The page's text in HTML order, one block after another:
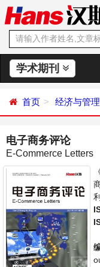
学术期刊
首页 经济与管理
电子商务评论
E-Commerce Letters